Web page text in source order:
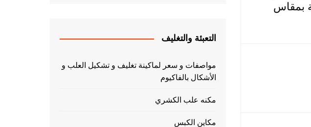
بالساعة بمقاس
التعبئة والتغليف
مواصفات و سعر لماكينة تغليف و تشكيل العلب و
الأشكال بالفاكيوم
مكنه علب الكشري
مكاين الكبس